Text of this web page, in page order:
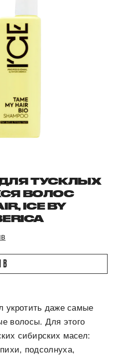
ТУСКЛЫХ
ВОЛОС
ICE BY
укротить даже самые
волосы. Для этого
сибирских масел:
подсолнуха,